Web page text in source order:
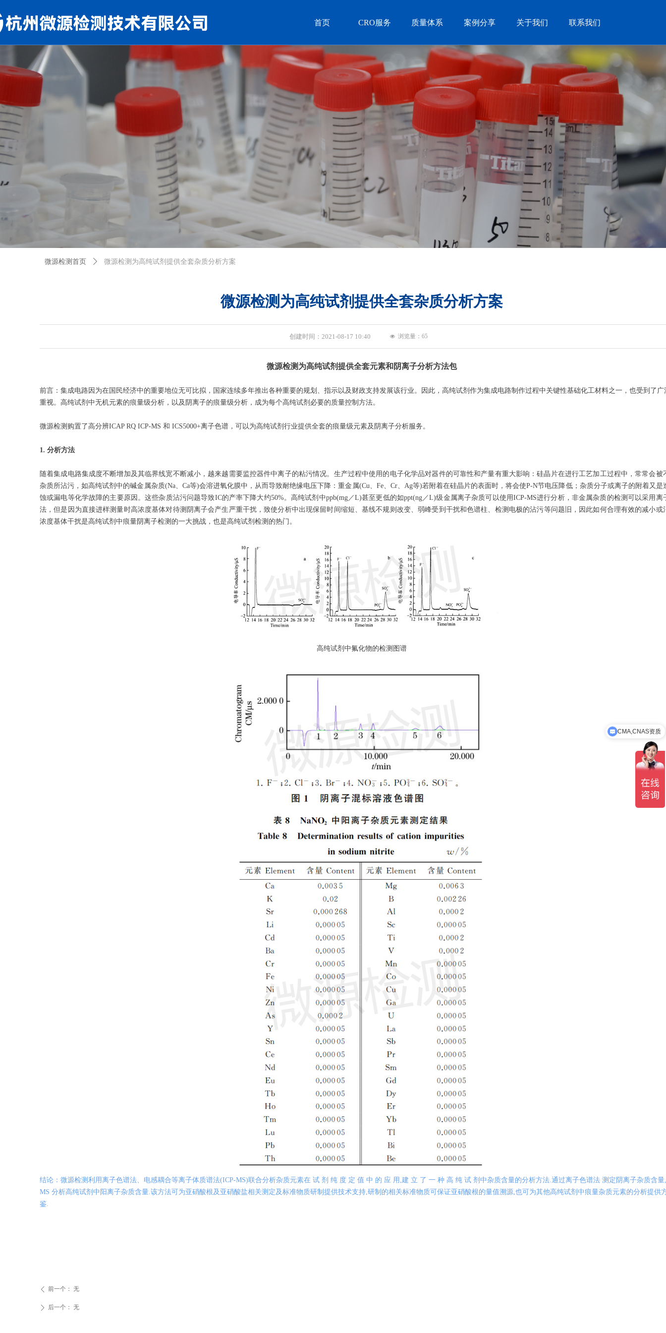
首页 CRO服务 质量体系 案例分享 关于我们 联系我们
微源检测为高纯试剂提供全套杂质分析方案
微源检测为高纯试剂提供全套元素和阴离子分析方法包
前言：集成电路因为在国民经济中的重要地位无可比拟，国家连续多年推出各种重要的规划、指示以及财政支持发展该行业。因此，高纯试剂作为集成电路制作过程中关键性基础化工材料之一 ，也受到了
重视。高纯试剂中无机元素的痕量级分析，以及阴离子的痕量级分析，成为每个高纯试剂必要的质量控制方法。
微源检测 购置了高分辨ICAP RQ ICP-MS 和 ICS5000+离子色谱，可以为高纯试剂行业提供全套的痕量级元素及阴离子分析服务。
1. 分析方法
随着集成电路集成度不断增加及其临界线宽不断减小，越来越需要监控器件中离子的粘污情况。生产过程中使用的电子化学品对器件的可靠性和产量有重大影响：硅晶片在进行工艺加工过程中，常常会被
杂质所沾污 ，如高纯试剂中的碱金属杂质(Na、Ca等)会溶进氧化膜中，从而导致耐绝缘电压下降：重金属(Cu、Fe、Cr、Ag等)若附着在硅晶片的表面时，将会使P-N节电压降低； 杂质分子或离子的附着又是
蚀或漏电等化学故障的主要原因。这些杂质沾污问题导致IC的产率下降大约50%。 高纯试剂中ppb(mg／L)甚至更低的如ppt(ng／L)级金属离子杂质可以使用ICP-MS进行分析，非金属杂质的检测可以采用离
法，但是因为直接进样测量时高浓度基体对待测阴离子会产生严重干扰，致使分析中出现保留时间缩短、基线不规则改变、弱峰受到 干扰和色谱柱、检测电极的沾污等问题旧，因此如何合理有效的减小或
浓度基体干扰是高纯试剂中痕量阴离子检测的一大挑战，也是高纯试剂检测的热门 。
高纯试剂中氟化物的检测图谱
结论： 微源检测 利用离子色谱法、电感耦合等离子体质谱法(ICP-MS)联合分析杂质元素在 试 剂 纯 度 定 值 中 的 应 用,建 立 了 一 种 高 纯 试 剂中杂质含量的分析方法.通过离子色谱法 测定阴离子杂质含量
MS 分析高纯试剂 中阳离子杂质含量.该方法可为亚硝酸根及亚硝酸盐相关测定及标准物质研制提供技术支持,研制的相关标准物质可保证亚硝酸根的量值溯源,也可为其他高纯试剂中痕量杂质元素的分析提供
鉴.
微源检测首页 ꄲ 微源检测为高纯试剂提供全套杂质分析方案
ꄴ 前一个： 无
ꄲ 后一个： 无
创建时间： 2021-08-17 10:40 넶 浏览量： 65
CMA,CNAS资质